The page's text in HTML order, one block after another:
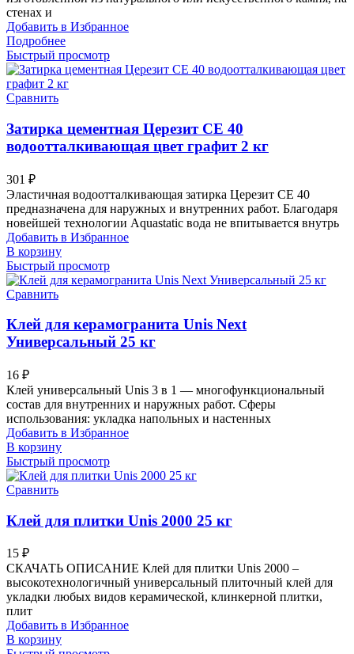
стенах и
Добавить в Избранное
Подробнее
Быстрый просмотр
Сравнить
Затирка цементная Церезит CE 40
водоотталкивающая цвет графит 2 кг
301 ₽
Эластичная водоотталкивающая затирка Церезит CE 40
предназначена для наружных и внутренних работ. Благодаря
новейшей технологии Aquastatic вода не впитывается внутрь
Добавить в Избранное
В корзину
Быстрый просмотр
Сравнить
Клей для керамогранита Unis Next
Универсальный 25 кг
16 ₽
Клей универсальный Unis 3 в 1 — многофункциональный
состав для внутренних и наружных работ. Сферы
использования: укладка напольных и настенных
Добавить в Избранное
В корзину
Быстрый просмотр
Сравнить
Клей для плитки Unis 2000 25 кг
15 ₽
СКАЧАТЬ ОПИСАНИЕ Клей для плитки Unis 2000 –
высокотехнологичный универсальный плиточный клей для
укладки любых видов керамической, клинкерной плитки,
плит
Добавить в Избранное
В корзину